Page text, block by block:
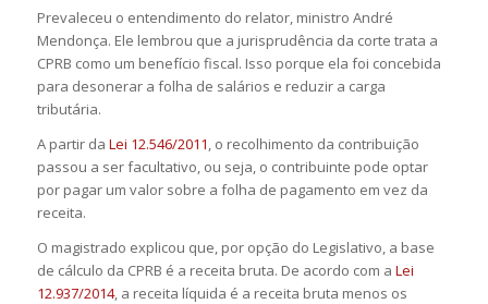
Prevaleceu o entendimento do relator, ministro André
Mendonça. Ele lembrou que a jurisprudência da corte trata a
CPRB como um benefício fiscal. Isso porque ela foi concebida
para desonerar a folha de salários e reduzir a carga
tributária.
A partir da Lei 12.546/2011, o recolhimento da contribuição
passou a ser facultativo, ou seja, o contribuinte pode optar
por pagar um valor sobre a folha de pagamento em vez da
receita.
O magistrado explicou que, por opção do Legislativo, a base
de cálculo da CPRB é a receita bruta. De acordo com a Lei
12.937/2014, a receita líquida é a receita bruta menos os